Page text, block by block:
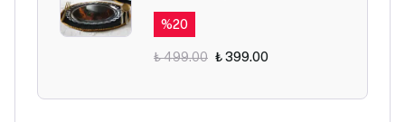
%20
₺ 499.00 ₺ 399.00